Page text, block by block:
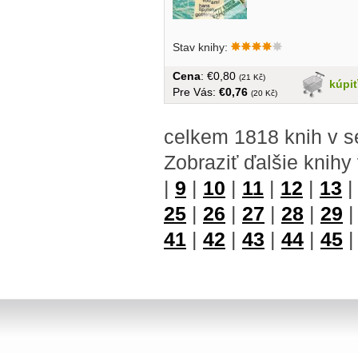
Stav knihy:
kúpiť
Cena: €0,80 (21 Kč)
Pre Vás: €0,76 (20 Kč)
celkem 1818 knih v
Zobraziť ďalšie
| 9 | 10 | 11 | 12 | 13 |
25 | 26 | 27 | 28 | 29
41 | 42 | 43 | 44 | 45